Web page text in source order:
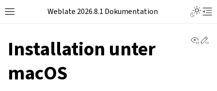
Weblate 2026.8.1 Dokumentation
Installation unter
macOS